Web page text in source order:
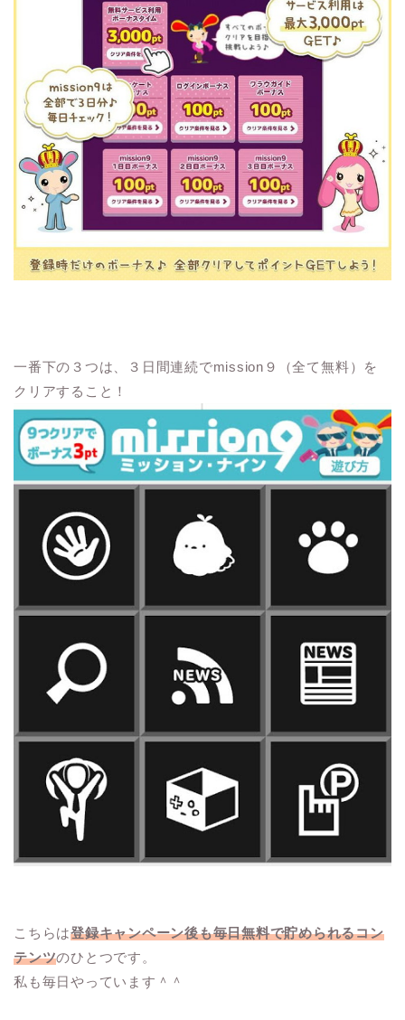
一番下の３つは、３日間連続でmission９（全て無料）を
クリアすること！
こちらは登録キャンペーン後も毎日無料で貯められるコン
テンツのひとつです。
私も毎日やっています＾＾